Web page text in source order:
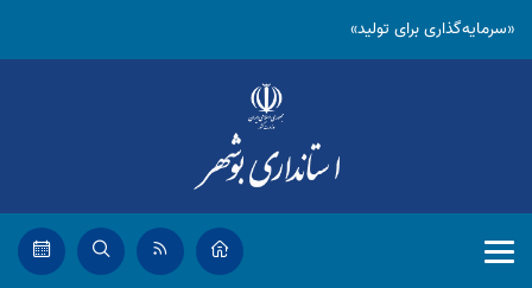
«سرمایه‌گذاری برای تولید»